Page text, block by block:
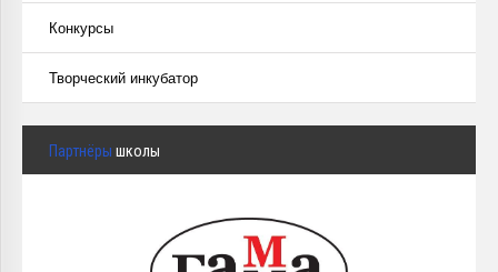
Конкурсы
Творческий инкубатор
Партнёры школы